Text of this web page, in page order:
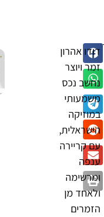
דודו אהרון
זמר ויוצר
נחשב נכס
משמעותי
במוזיקה
הישראלית,
עם קריירה
ענפה
ומרשימה
ולאחד מן
הזמרים